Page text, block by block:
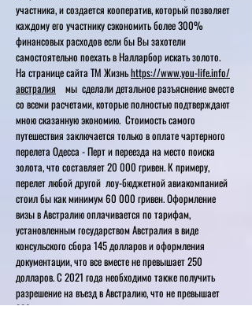
участника, и создается кооператив, который позволяет
каждому его участнику сэкономить более 300%
финансовых расходов если бы Вы захотели
самостоятельно поехать в Налларбор искать золото.
На странице сайта ТМ Жизньhttps://www.you-life.info/
австралия мы сделали детальное разъяснение вместе
со всеми расчетами, которые полностью подтверждают
мною сказанную экономию. Стоимость самого
путешествия заключается только в оплате чартерного
перелета Одесса - Перт и переезда на место поиска
золота, что составляет 20 000 гривен. К примеру,
перелет любой другой лоу-бюджетной авиакомпанией
стоил бы как минимум 60 000 гривен. Оформление
визы в Австралию оплачивается по тарифам,
установленным государством Австралия в виде
консульского сбора 145 долларов и оформления
документации, что все вместе не превышает 250
долларов. С 2021 года необходимо также получить
разрешение на въезд в Австралию, что не превышает
220 долларов.